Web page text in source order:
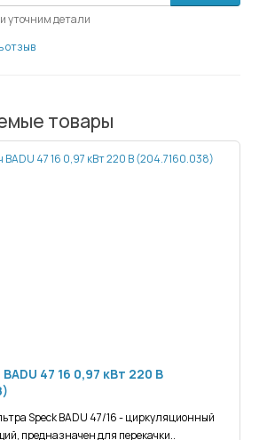
уточним детали
отзыв
товары
47 16 0,97 кВт 220 В
Speck BADU 47/16 - циркуляционный
предназначен для перекачки..